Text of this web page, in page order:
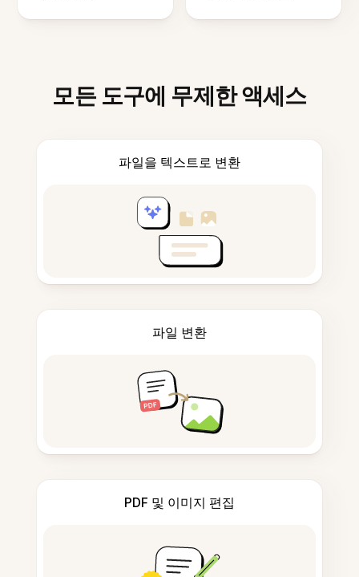
모든 도구에 무제한 액세스
파일을 텍스트로 변환
파일 변환
PDF 및 이미지 편집